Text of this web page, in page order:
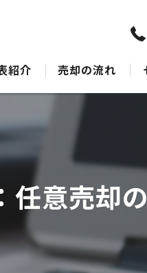
ンターのサポート
ターの最適なアドバイス
紹介 売却の流れ
任意売却